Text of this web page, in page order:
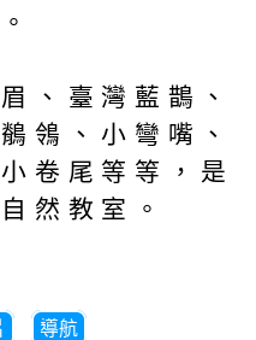
、臺灣藍鵲、
鴒、小彎嘴、
卷尾等等，是
然教室。
導航